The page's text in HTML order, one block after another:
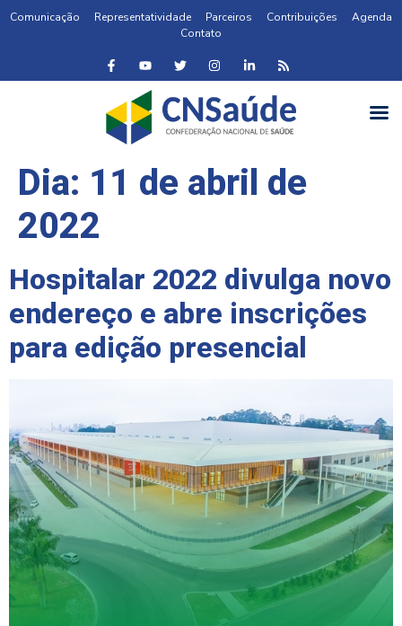
Comunicação Representatividade Parceiros Contribuições
Agenda
Contato
Dia: 11 de abril de
2022
Hospitalar 2022 divulga novo
endereço e abre inscrições
para edição presencial